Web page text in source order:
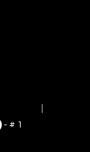
- # 1